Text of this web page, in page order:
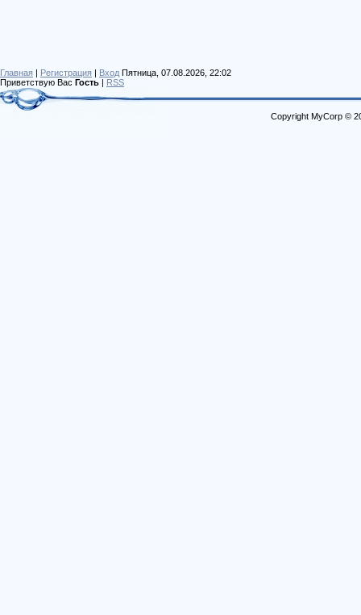
Главная | Регистрация | Вход Пятница, 07.08.2026, 22:02
Приветствую Вас Гость | RSS
Copyright MyCorp ©